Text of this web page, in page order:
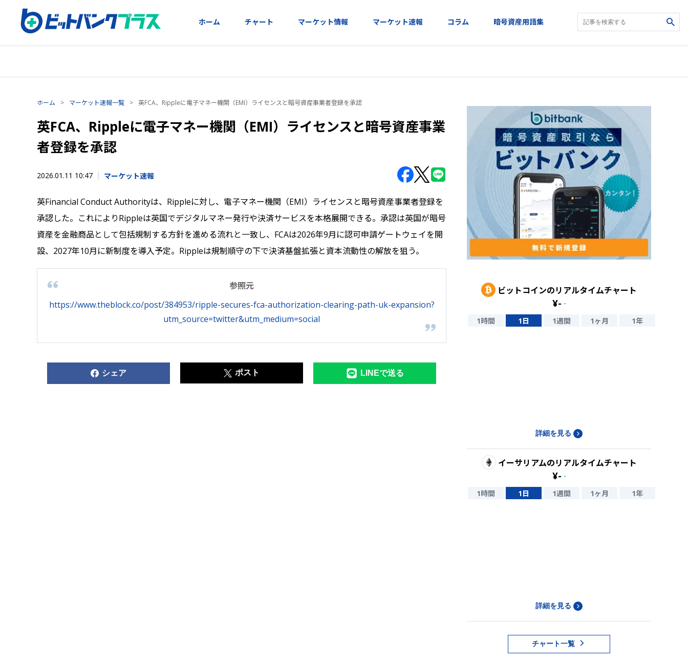
ホーム チャート マーケット情報 マーケット速報 コラム 暗号資産用語集
ホーム > マーケット速報一覧 > 英FCA、Rippleに電子マネー機関（EMI）ライセンスと暗号資産事業者登録を承認
英FCA、Rippleに電子マネー機関（EMI）ライセンスと暗号資産事業
者登録を承認
2026.01.11 10:47 マーケット速報
英Financial Conduct Authorityは、Rippleに対し、電子マネー機関（EMI）ライセンスと暗号資産事業者登録を
承認した。これによりRippleは英国でデジタルマネー発行や決済サービスを本格展開できる。承認は英国が暗号
資産を金融商品として包括規制する方針を進める流れと一致し、FCAは2026年9月に認可申請ゲートウェイを開
設、2027年10月に新制度を導入予定。Rippleは規制順守の下で決済基盤拡張と資本流動性の解放を狙う。
参照元
https://www.theblock.co/post/384953/ripple-secures-fca-authorization-clearing-path-uk-expansion?
utm_source=twitter&utm_medium=social
シェア ポスト LINEで送る
ビットコインのリアルタイムチャート
¥- -
1時間 1日 1週間 1ヶ月 1年
詳細を見る
イーサリアムのリアルタイムチャート
¥- -
1時間 1日 1週間 1ヶ月 1年
詳細を見る
チャート一覧